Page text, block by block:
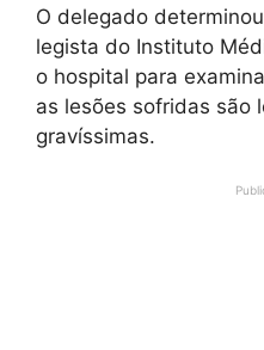
O delegado
legista do Instituto
o hospital para
as lesões sofridas são
gravíssimas.